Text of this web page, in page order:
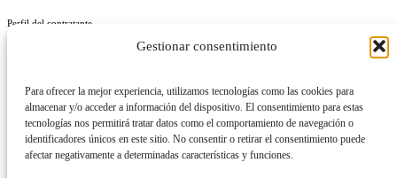
Gestionar consentimiento
Para ofrecer la mejor experiencia, utilizamos tecnologías como las cookies para
almacenar y/o acceder a información del dispositivo. El consentimiento para estas
tecnologías nos permitirá tratar datos como el comportamiento de navegación o
identificadores únicos en este sitio. No consentir o retirar el consentimiento puede
afectar negativamente a determinadas características y funciones.
Perfil del contratante